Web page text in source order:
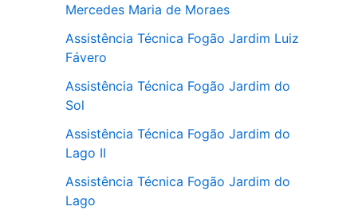
Mercedes Maria de Moraes
Assistência Técnica Fogão Jardim Luiz
Fávero
Assistência Técnica Fogão Jardim do
Sol
Assistência Técnica Fogão Jardim do
Lago II
Assistência Técnica Fogão Jardim do
Lago